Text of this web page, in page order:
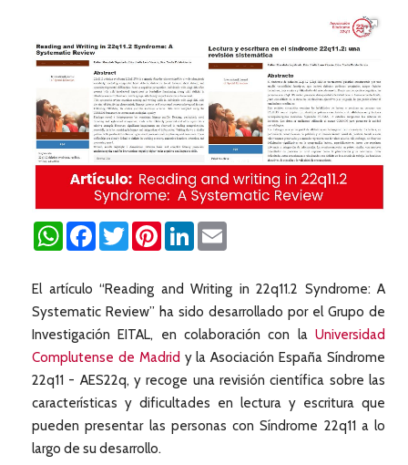
WhatsAppFacebookTwitterPinterestLinkedIn
El artículo “Reading and Writing in 22q11.2 Syndrome: A
Systematic Review” ha sido desarrollado por el Grupo de
Investigación EITAL, en colaboración con la Universidad
Complutense de Madrid y la Asociación España Síndrome
22q11 - AES22q, y recoge una revisión científica sobre las
características y dificultades en lectura y escritura que
pueden presentar las personas con Síndrome 22q11 a lo
largo de su desarrollo.